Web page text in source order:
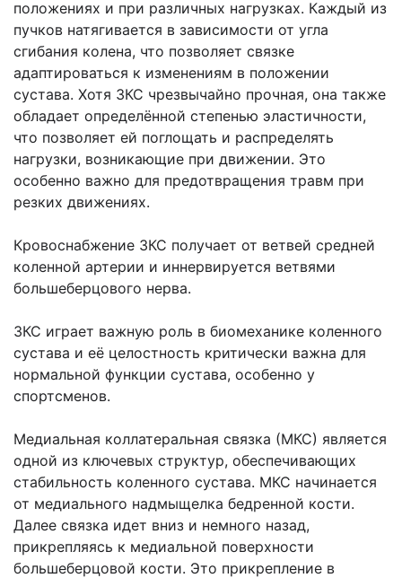
положениях и при различных нагрузках. Каждый из
пучков натягивается в зависимости от угла
сгибания колена, что позволяет связке
адаптироваться к изменениям в положении
сустава. Хотя ЗКС чрезвычайно прочная, она также
обладает определённой степенью эластичности,
что позволяет ей поглощать и распределять
нагрузки, возникающие при движении. Это
особенно важно для предотвращения травм при
резких движениях.
Кровоснабжение ЗКС получает от ветвей средней
коленной артерии и иннервируется ветвями
большеберцового нерва.
ЗКС играет важную роль в биомеханике коленного
сустава и её целостность критически важна для
нормальной функции сустава, особенно у
спортсменов.
Медиальная коллатеральная связка (МКС) является
одной из ключевых структур, обеспечивающих
стабильность коленного сустава. МКС начинается
от медиального надмыщелка бедренной кости.
Далее связка идет вниз и немного назад,
прикрепляясь к медиальной поверхности
большеберцовой кости. Это прикрепление в